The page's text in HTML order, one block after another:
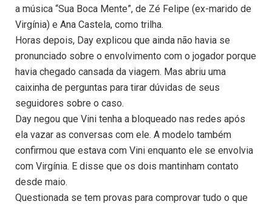
a música “Sua Boca Mente”, de Zé Felipe (ex-marido de
Virgínia) e Ana Castela, como trilha.
Horas depois, Day explicou que ainda não havia se
pronunciado sobre o envolvimento com o jogador porque
havia chegado cansada da viagem. Mas abriu uma
caixinha de perguntas para tirar dúvidas de seus
seguidores sobre o caso.
Day negou que Vini tenha a bloqueado nas redes após
ela vazar as conversas com ele. A modelo também
confirmou que estava com Vini enquanto ele se envolvia
com Virgínia. E disse que os dois mantinham contato
desde maio.
Questionada se tem provas para comprovar tudo o que